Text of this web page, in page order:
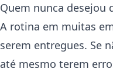
Quem nunca desejou
A rotina em muitas
serem entregues. Se
até mesmo terem